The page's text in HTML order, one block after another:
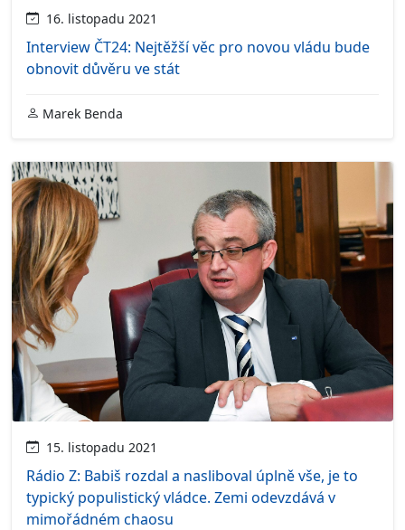
16. listopadu 2021
Interview ČT24: Nejtěžší věc pro novou vládu bude
obnovit důvěru ve stát
Marek Benda
15. listopadu 2021
Rádio Z: Babiš rozdal a nasliboval úplně vše, je to
typický populistický vládce. Zemi odevzdává v
mimořádném chaosu